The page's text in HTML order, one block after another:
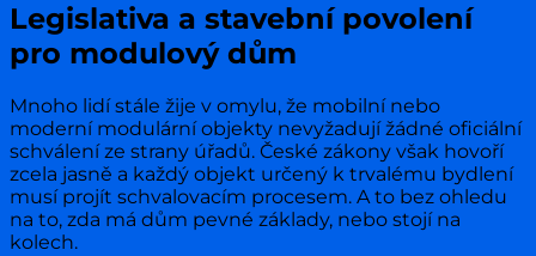
Legislativa a stavební povolení
pro modulový dům
Mnoho lidí stále žije v omylu, že mobilní nebo
moderní modulární objekty nevyžadují žádné oficiální
schválení ze strany úřadů. České zákony však hovoří
zcela jasně a každý objekt určený k trvalému bydlení
musí projít schvalovacím procesem. A to bez ohledu
na to, zda má dům pevné základy, nebo stojí na
kolech.